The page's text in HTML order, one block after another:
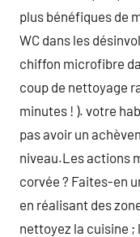
plus bénéfiques de
WC dans les
chiffon microfibre
coup de nettoyage
minutes ! ). votre
pas avoir un
niveau.Les actions
corvée ? Faites-en
en réalisant des
nettoyez la cuisine ;